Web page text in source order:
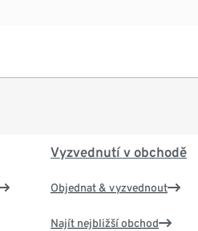
Vyzvednutí v obchodě
Objednat & vyzvednout
Najít nejbližší obchod